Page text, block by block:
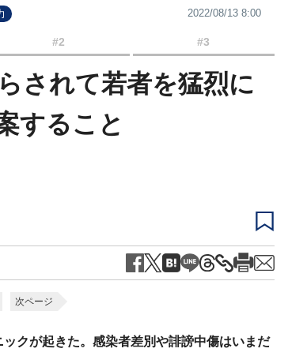
2022/08/13 8:00
#2 #3
されて若者を猛烈に
すること
次ページ
クが起きた。感染者差別や誹謗中傷はいまだ